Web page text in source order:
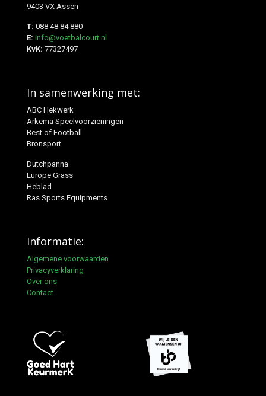
9403 VX Assen
T: 088 48 84 880
E: info@voetbalcourt.nl
KvK: 77327497
In samenwerking met:
ABC Hekwerk
Arkema Speelvoorzieningen
Best of Football
Bronsport
Dutchpanna
Europe Grass
Heblad
Ras Sports Equipments
Informatie:
Algemene voorwaarden
Privacyverklaring
Over ons
Contact